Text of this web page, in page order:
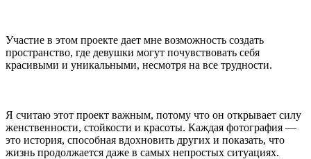
Участие в этом проекте дает мне возможность создать
пространство, где девушки могут почувствовать себя
красивыми и уникальными, несмотря на все трудности.
Я считаю этот проект важным, потому что он открывает силу
женственности, стойкости и красоты. Каждая фотография —
это история, способная вдохновить других и показать, что
жизнь продолжается даже в самых непростых ситуациях.